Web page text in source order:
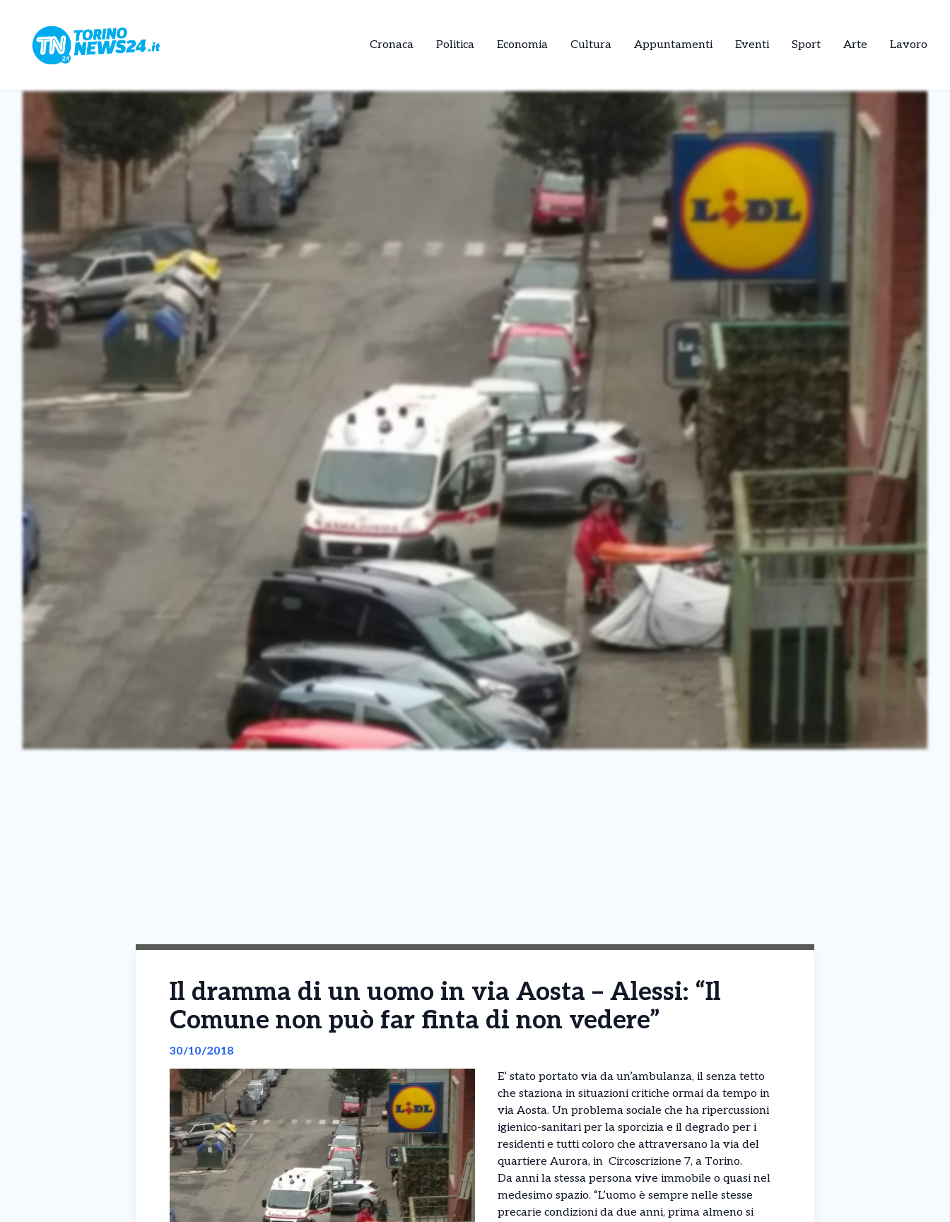
Cronaca Politica Economia Cultura Appuntamenti Eventi Sport Arte Lavoro
Il dramma di un uomo in via Aosta – Alessi: “Il
Comune non può far finta di non vedere”
30/10/2018
E’ stato portato via da un’ambulanza, il senza tetto
che staziona in situazioni critiche ormai da tempo in
via Aosta. Un problema sociale che ha ripercussioni
igienico-sanitari per la sporcizia e il degrado per i
residenti e tutti coloro che attraversano la via del
quartiere Aurora, in Circoscrizione 7, a Torino.
Da anni la stessa persona vive immobile o quasi nel
medesimo spazio. “L’uomo è sempre nelle stesse
precarie condizioni da due anni, prima almeno si